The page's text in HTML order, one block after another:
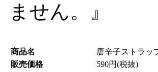
ません。』
商品名
唐辛子ストラッ
販売価格
590円(税抜)